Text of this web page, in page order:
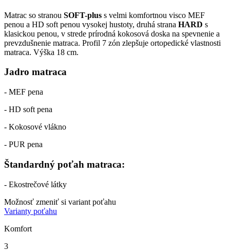
Matrac so stranou SOFT-plus s velmi komfortnou visco MEF
penou a HD soft penou vysokej hustoty, druhá strana HARD s
klasickou penou, v strede prírodná kokosová doska na spevnenie a
prevzdušnenie matraca. Profil 7 zón zlepšuje ortopedické vlastnosti
matraca. Výška 18 cm.
Jadro matraca
- MEF pena
- HD soft pena
- Kokosové vlákno
- PUR pena
Štandardný poťah matraca:
- Ekostrečové látky
Možnosť zmeniť si variant poťahu
Varianty poťahu
Komfort
3